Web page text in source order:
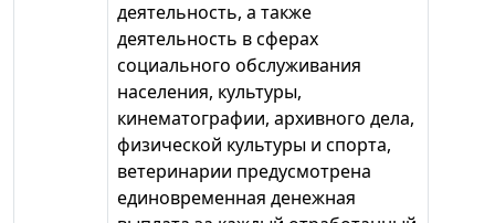
деятельность, а также
деятельность в сферах
социального обслуживания
населения, культуры,
кинематографии, архивного дела,
физической культуры и спорта,
ветеринарии предусмотрена
единовременная денежная